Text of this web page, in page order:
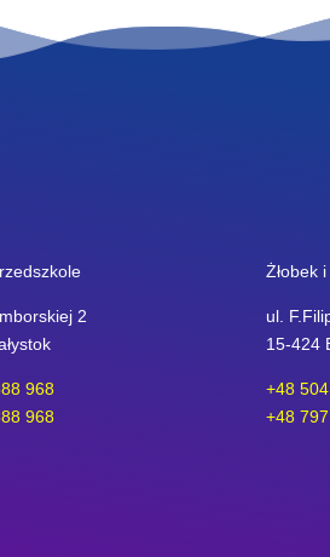
2
968
968
Żłobek
ul.
15-424
+48
+48